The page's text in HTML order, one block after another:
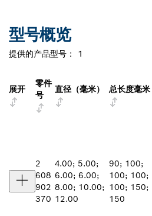
型号概览
提供的产品型号： 1
展开
零件
号
直径（毫米） 总长度毫米
2
608
902
370
4.00; 5.00;
6.00; 6.00;
8.00; 10.00;
12.00
90; 100;
100; 100;
100; 150;
150